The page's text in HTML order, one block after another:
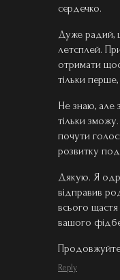
сердечко.
Дуже радий,
летсплей.
отримати
тільки
Не знаю, але
тільки
почути
розвитку
Дякую. Я
відправив
всього щастя
вашого
Reply